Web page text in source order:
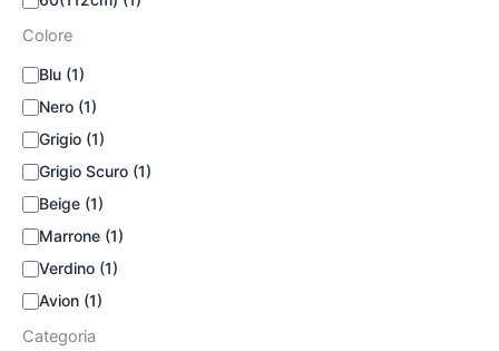
Colore
Blu (1)
Nero (1)
Grigio (1)
Grigio Scuro (1)
Beige (1)
Marrone (1)
Verdino (1)
Avion (1)
Categoria